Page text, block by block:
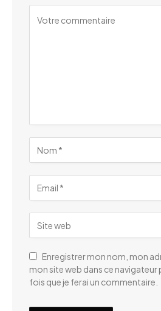
Enregistrer mon nom, mon
mon site web dans ce navigateur
fois que je ferai un commentaire.